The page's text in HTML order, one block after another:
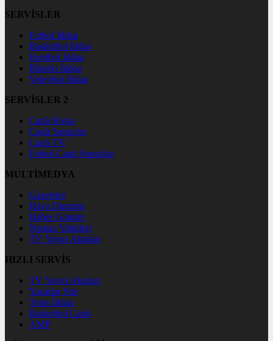
SERVİSLER
Futbol İddaa
Basketbol İddaa
Hentbol İddaa
Bilardo İddaa
Voleybol İddaa
SERVİSLER 2
Canlı Borsa
Canlı Sonuçlar
Canlı TV
Futbol Canlı Sonuçlar
MULTİMEDYA
Gazeteler
Hava Durumu
Haber Gönder
Namaz Vakitleri
TV Yayın Akışları
HIZLI SERVİS
TV Yayın Akışları
Yazarlar Site
Tenis İddaa
Basketbol Canlı
AMP